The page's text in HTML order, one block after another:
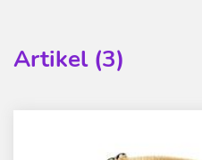
Artikel (3)